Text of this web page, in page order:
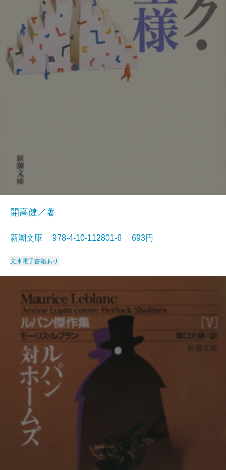
開高健／著
新潮文庫 978-4-10-112801-6 693円
文庫電子書籍あり